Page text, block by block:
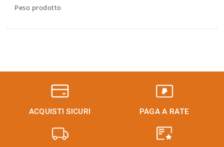
Peso prodotto
ACQUISTI SICURI PAGA A RATE